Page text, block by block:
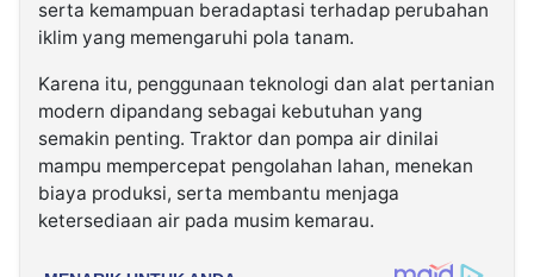
serta kemampuan beradaptasi terhadap perubahan
iklim yang memengaruhi pola tanam.
Karena itu, penggunaan teknologi dan alat pertanian
modern dipandang sebagai kebutuhan yang
semakin penting. Traktor dan pompa air dinilai
mampu mempercepat pengolahan lahan, menekan
biaya produksi, serta membantu menjaga
ketersediaan air pada musim kemarau.